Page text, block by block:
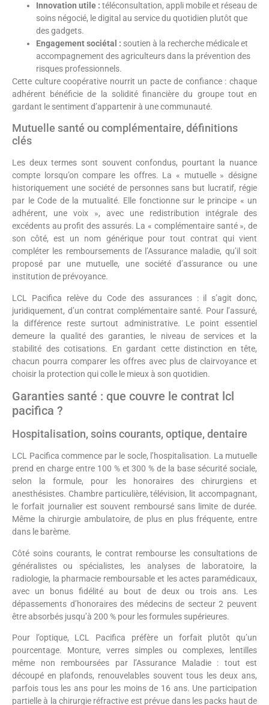
Innovation utile : téléconsultation, appli mobile et réseau de
soins négocié, le digital au service du quotidien plutôt que
des gadgets.
Engagement sociétal : soutien à la recherche médicale et
accompagnement des agriculteurs dans la prévention des
risques professionnels.
Cette culture coopérative nourrit un pacte de confiance : chaque
adhérent bénéficie de la solidité financière du groupe tout en
gardant le sentiment d’appartenir à une communauté.
Mutuelle santé ou complémentaire, définitions
clés
Les deux termes sont souvent confondus, pourtant la nuance
compte lorsqu’on compare les offres. La « mutuelle » désigne
historiquement une société de personnes sans but lucratif, régie
par le Code de la mutualité. Elle fonctionne sur le principe « un
adhérent, une voix », avec une redistribution intégrale des
excédents au profit des assurés. La « complémentaire santé », de
son côté, est un nom générique pour tout contrat qui vient
compléter les remboursements de l’Assurance maladie, qu’il soit
proposé par une mutuelle, une société d’assurance ou une
institution de prévoyance.
LCL Pacifica relève du Code des assurances : il s’agit donc,
juridiquement, d’un contrat complémentaire santé. Pour l’assuré,
la différence reste surtout administrative. Le point essentiel
demeure la qualité des garanties, le niveau de services et la
stabilité des cotisations. En gardant cette distinction en tête,
chacun pourra comparer les offres avec plus de clairvoyance et
choisir la protection qui colle le mieux à son quotidien.
Garanties santé : que couvre le contrat lcl
pacifica ?
Hospitalisation, soins courants, optique, dentaire
LCL Pacifica commence par le socle, l’hospitalisation. La mutuelle
prend en charge entre 100 % et 300 % de la base sécurité sociale,
selon la formule, pour les honoraires des chirurgiens et
anesthésistes. Chambre particulière, télévision, lit accompagnant,
le forfait journalier est souvent remboursé sans limite de durée.
Même la chirurgie ambulatoire, de plus en plus fréquente, entre
dans le barème.
Côté soins courants, le contrat rembourse les consultations de
généralistes ou spécialistes, les analyses de laboratoire, la
radiologie, la pharmacie remboursable et les actes paramédicaux,
avec un bonus fidélité au bout de deux ou trois ans. Les
dépassements d’honoraires des médecins de secteur 2 peuvent
être absorbés jusqu’à 200 % pour les formules supérieures.
Pour l’optique, LCL Pacifica préfère un forfait plutôt qu’un
pourcentage. Monture, verres simples ou complexes, lentilles
même non remboursées par l’Assurance Maladie : tout est
découpé en plafonds, renouvelables souvent tous les deux ans,
parfois tous les ans pour les moins de 16 ans. Une participation
partielle à la chirurgie réfractive est prévue dans les packs haut de